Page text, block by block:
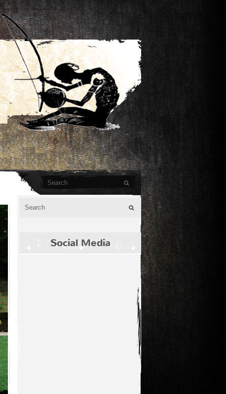
Social Media